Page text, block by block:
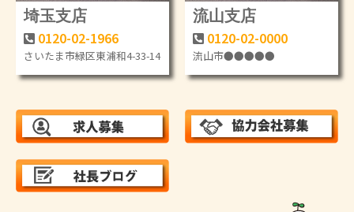
埼玉支店
0120-02-1966
さいたま市緑区東浦和4-33-14
流山支店
0120-02-0000
流山市●●●●●